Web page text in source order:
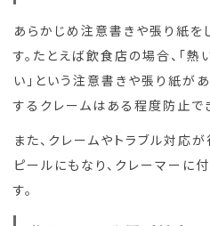
あらかじめ注意書きや張り紙を
す。たとえば飲食店の場合、「
い」という注意書きや張り紙が
するクレームはある程度防止で
また、クレームやトラブル対応
ピールにもなり、クレーマーに
す。